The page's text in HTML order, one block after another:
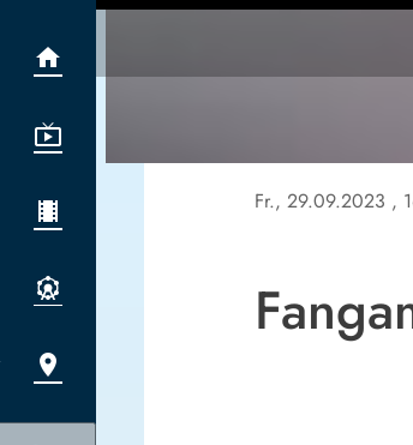
Fr., 29.09.2023 ,